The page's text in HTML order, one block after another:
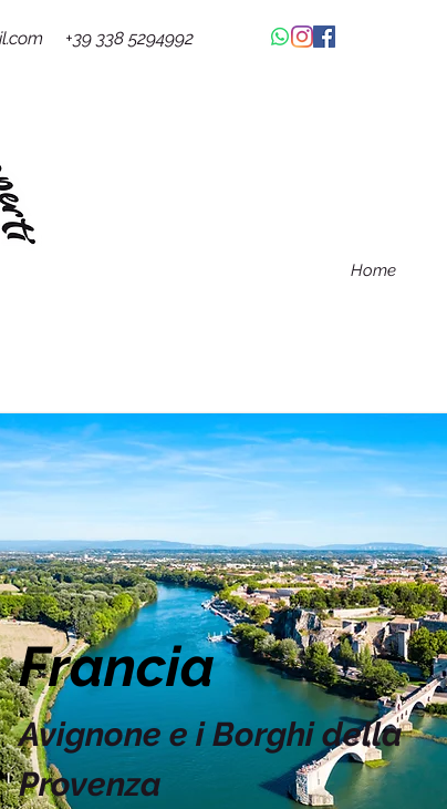
+39 338 5294992
Home
Francia
Avignone e i Borghi della
Provenza